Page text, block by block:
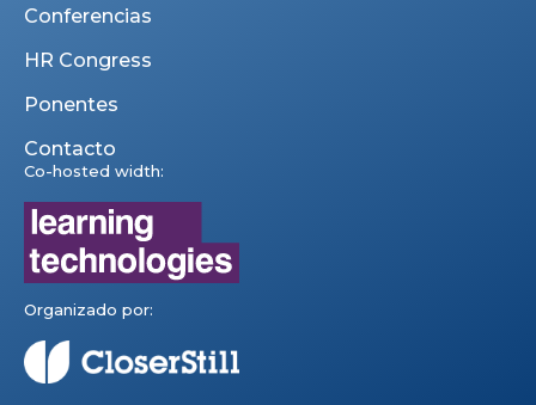
Conferencias
HR Congress
Ponentes
Contacto
Co-hosted width:
Organizado por: